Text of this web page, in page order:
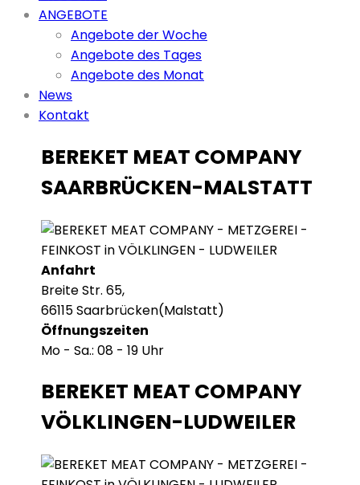
ANGEBOTE
Angebote der Woche
Angebote des Tages
Angebote des Monat
News
Kontakt
BEREKET MEAT COMPANY
SAARBRÜCKEN-MALSTATT
Anfahrt
Breite Str. 65,
66115 Saarbrücken(Malstatt)
Öffnungszeiten
Mo - Sa.: 08 - 19 Uhr
BEREKET MEAT COMPANY
VÖLKLINGEN-LUDWEILER